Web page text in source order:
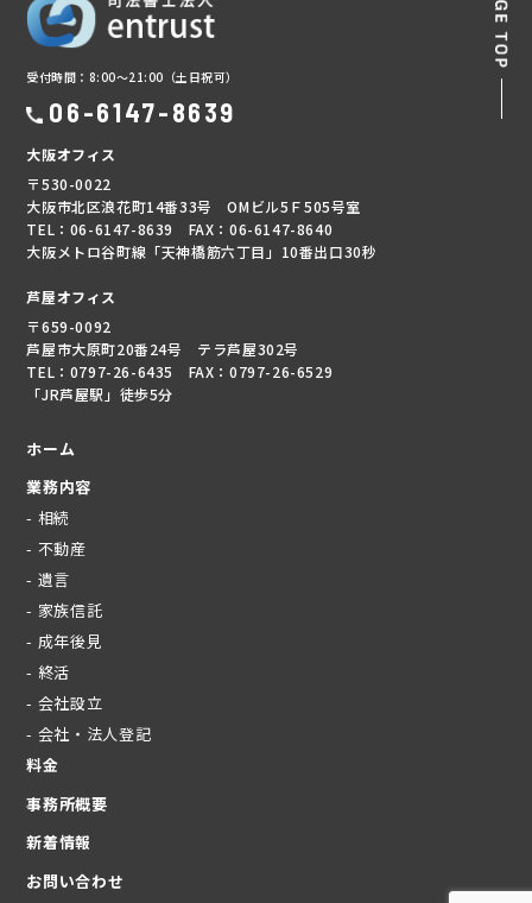
受付時間：8:00～21:00（土日祝可）
06-6147-8639
大阪オフィス
〒530-0022
大阪市北区浪花町14番33号 OMビル5Ｆ505号室
TEL：06-6147-8639 FAX：06-6147-8640
大阪メトロ谷町線「天神橋筋六丁目」10番出口30秒
芦屋オフィス
〒659-0092
芦屋市大原町20番24号 テラ芦屋302号
TEL：0797-26-6435 FAX：0797-26-6529
「JR芦屋駅」徒歩5分
ホーム
業務内容
- 相続
- 不動産
- 遺言
- 家族信託
- 成年後見
- 終活
- 会社設立
- 会社・法人登記
料金
事務所概要
新着情報
お問い合わせ